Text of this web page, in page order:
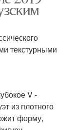
текстурными
V -
из плотного
форму,